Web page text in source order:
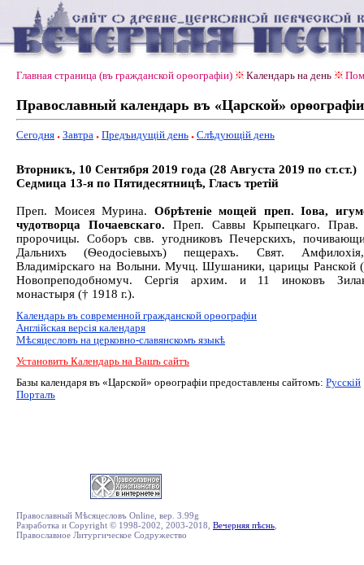
Главная страница (въ гражданской орѳографiи) Календарь на день
Православный календарь въ «Царской» орѳографiи
Сегодня Завтра Предъидущiй день Слѣдующiй день
Вторникъ, 10 Сентября 2019 года (28 Августа 2019 по ст.ст.)
Седмица 13-я по Пятидесятницѣ, Гласъ третiй
Преп. Моисея Мурина. Обрѣтеніе мощей преп. Іова,
чудотворца Почаевскаго. Преп. Саввы Крыпецкаго.
пророчицы. Соборъ свв. угодниковъ Печерскихъ,
Дальнихъ (Ѳеодосіевыхъ) пещерахъ. Свят.
Владимірскаго на Волыни. Мучц. Шушаники, царицы Ранской (
Новопреподобномуч. Сергія архим. и 11 иноковъ
монастыря († 1918 г.).
Календарь въ современной гражданской орѳографiи
Англiйская версiя календаря
Мѣсяцесловъ на церковно-славянскомъ языкѣ
Установить Календарь на Вашъ сайтъ
Базы календаря въ «Царской» орѳографiи предоставлены сайтомъ: Русскiй
Порталъ
Православный Мѣсяцесловъ Online, вер. 3.99g
Разработка и Copyright © 1998-2002, 2003-2018, Вечерняя пѣснь
Православное Литургическое Содружество